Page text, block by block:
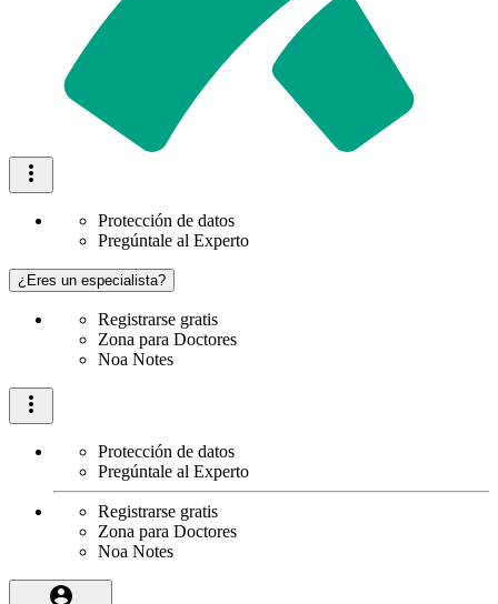
Protección de datos
Pregúntale al Experto
¿Eres un especialista?
Registrarse gratis
Zona para Doctores
Noa Notes
Protección de datos
Pregúntale al Experto
Registrarse gratis
Zona para Doctores
Noa Notes